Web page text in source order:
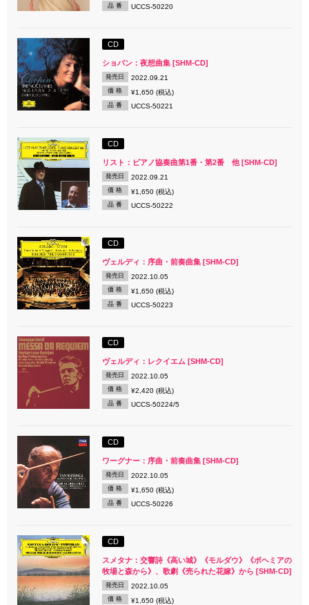
品 番 UCCS-50220
CD
ショパン：夜想曲集 [SHM-CD]
発売日 2022.09.21
価 格 ¥1,650 (税込)
品 番 UCCS-50221
CD
リスト：ピアノ協奏曲第1番・第2番 他 [SHM-CD]
発売日 2022.09.21
価 格 ¥1,650 (税込)
品 番 UCCS-50222
CD
ヴェルディ：序曲・前奏曲集 [SHM-CD]
発売日 2022.10.05
価 格 ¥1,650 (税込)
品 番 UCCS-50223
CD
ヴェルディ：レクイエム [SHM-CD]
発売日 2022.10.05
価 格 ¥2,420 (税込)
品 番 UCCS-50224/5
CD
ワーグナー：序曲・前奏曲集 [SHM-CD]
発売日 2022.10.05
価 格 ¥1,650 (税込)
品 番 UCCS-50226
CD
スメタナ：交響詩《高い城》《モルダウ》《ボヘミアの
牧場と森から》、歌劇《売られた花嫁》から [SHM-CD]
発売日 2022.10.05
価 格 ¥1,650 (税込)